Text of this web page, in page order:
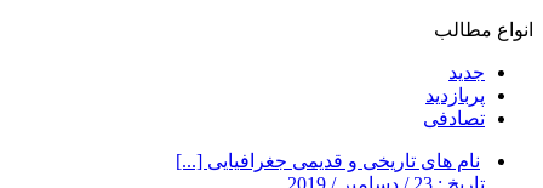
انواع مطالب
جدید
پربازدید
تصادفی
نام های تاریخی و قدیمی جغرافیایی [...]